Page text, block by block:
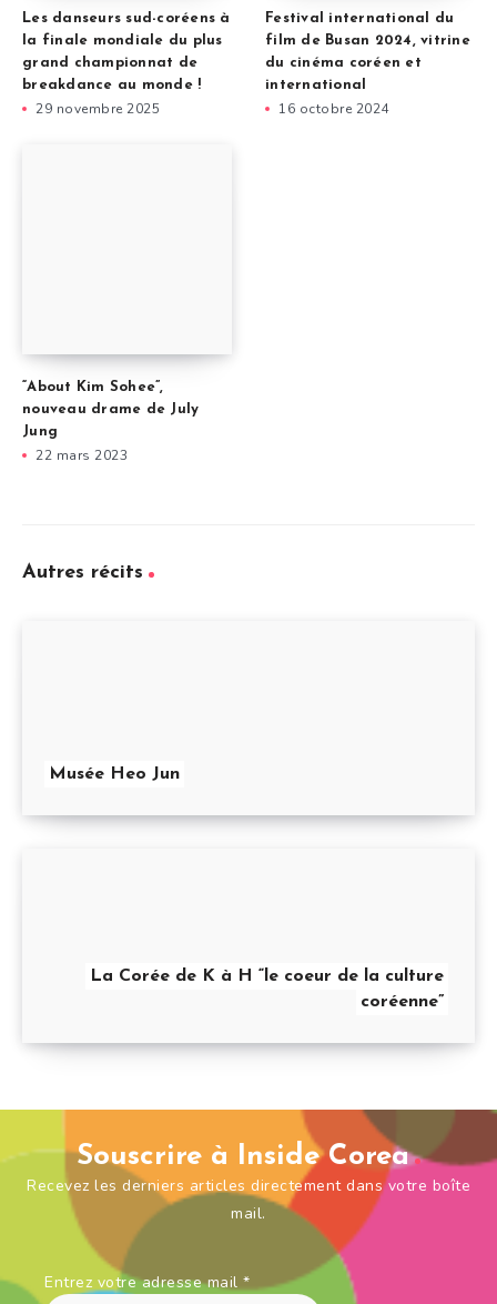
Les danseurs sud-coréens à
la finale mondiale du plus
grand championnat de
breakdance au monde !
29 novembre 2025
Festival international du
film de Busan 2024, vitrine
du cinéma coréen et
international
16 octobre 2024
“About Kim Sohee”,
nouveau drame de July
Jung
22 mars 2023
Autres récits
Musée Heo Jun
La Corée de K à H “le coeur de la culture
coréenne”
Souscrire à Inside Corea
Recevez les derniers articles directement dans votre boîte
mail.
Entrez votre adresse mail *